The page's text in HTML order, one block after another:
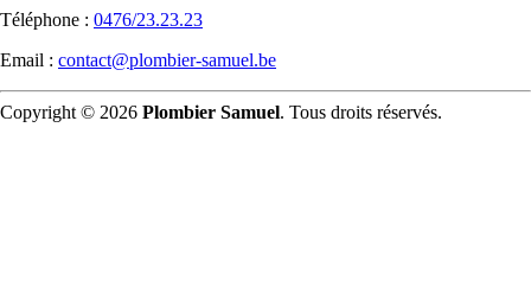
Téléphone : 0476/23.23.23
Email : contact@plombier-samuel.be
Copyright © 2026 Plombier Samuel. Tous droits réservés.